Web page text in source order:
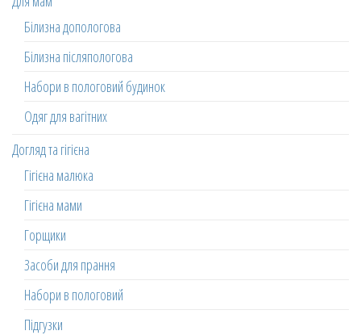
Білизна допологова
Білизна післяпологова
Набори в пологовий будинок
Одяг для вагітних
Догляд та гігієна
Гігієна малюка
Гігієна мами
Горщики
Засоби для прання
Набори в пологовий
Підгузки